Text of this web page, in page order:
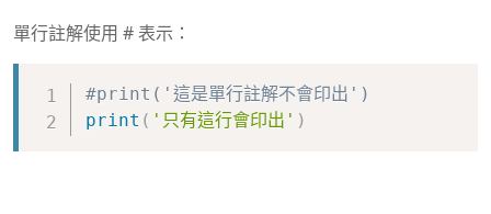
單行註解使用 # 表示：
#print('這是單行註解不會印出')
print ( '只有這行會印出' )